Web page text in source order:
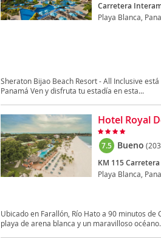
Carretera
Playa Blanca,
Sheraton Bijao Beach Resort - All Inclusive
Panamá Ven y disfruta tu estadía en esta...
Hotel Royal
7.5 Bueno
KM 115
Playa Blanca,
Ubicado en Farallón, Río Hato a 90 minutos
playa de arena blanca y un maravilloso